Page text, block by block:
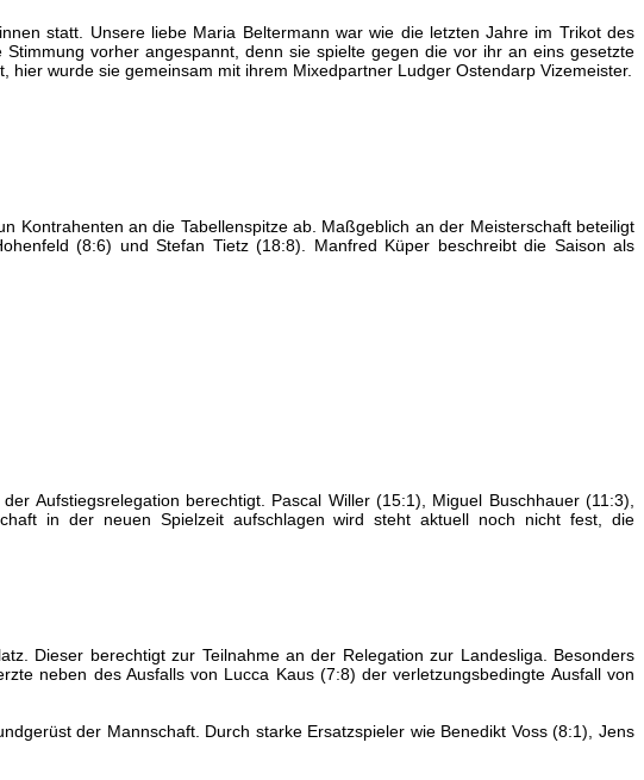
statt. Unsere liebe Maria Beltermann war wie die letzten Jahre im Trikot des
vorher angespannt, denn sie spielte gegen die vor ihr an eins gesetzte
wurde sie gemeinsam mit ihrem Mixedpartner Ludger Ostendarp Vizemeister.
Kontrahenten an die Tabellenspitze ab. Maßgeblich an der Meisterschaft beteiligt
(8:6) und Stefan Tietz (18:8). Manfred Küper beschreibt die Saison als
Aufstiegsrelegation berechtigt. Pascal Willer (15:1), Miguel Buschhauer (11:3),
in der neuen Spielzeit aufschlagen wird steht aktuell noch nicht fest, die
Dieser berechtigt zur Teilnahme an der Relegation zur Landesliga. Besonders
neben des Ausfalls von Lucca Kaus (7:8) der verletzungsbedingte Ausfall von
der Mannschaft. Durch starke Ersatzspieler wie Benedikt Voss (8:1), Jens